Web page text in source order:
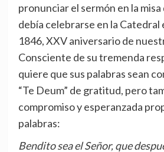
pronunciar el sermón en la
debía celebrarse en la Catedral
1846, XXV aniversario de
Consciente de su tremenda
quiere que sus palabras sean
“Te Deum” de gratitud, pero
compromiso y esperanzada
palabras:
Bendito sea el Señor, que